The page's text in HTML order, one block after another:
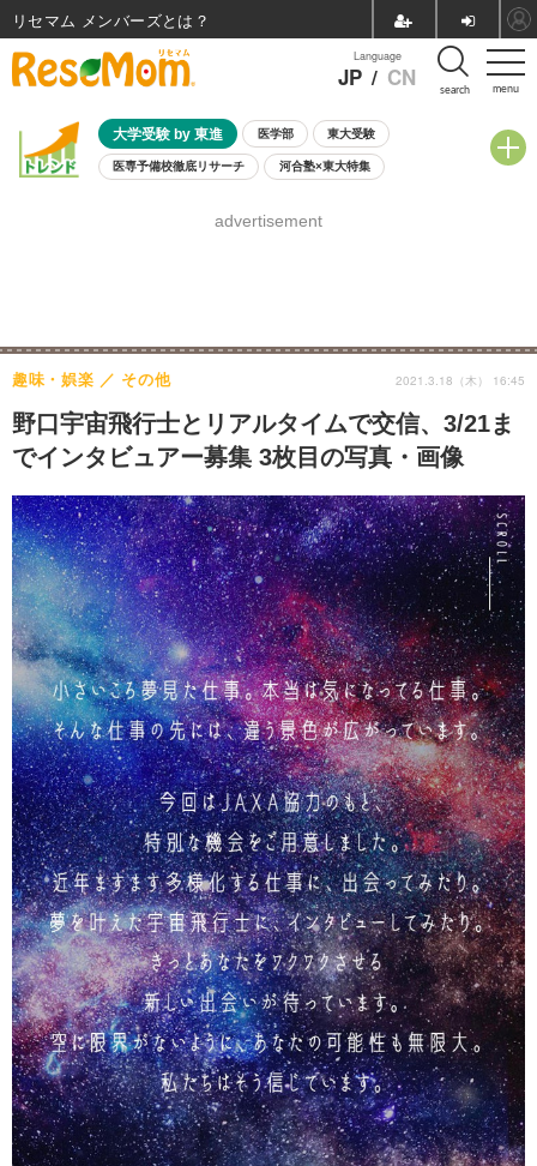
menu
Language
JP / CN search
大学受験 by 東進 医学部 東大受験
医専予備校徹底リサーチ 河合塾×東大特集
8月開催学校説明会・相談会
advertisement
野口宇宙飛行士とリアルタイムで交信、3/21ま
でインタビュアー募集 3枚目の写真・画像
趣味・娯楽 その他 2021.3.18（木） 16:45
リセマム メンバーズ